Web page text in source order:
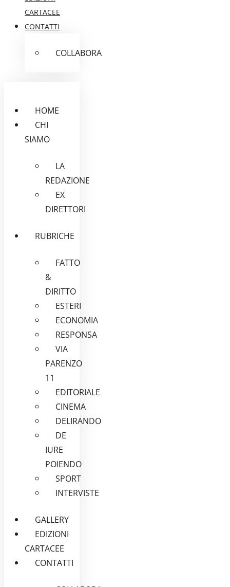
CARTACEE
CONTATTI
COLLABORA
HOME
CHI
SIAMO
LA
REDAZIONE
EX
DIRETTORI
RUBRICHE
FATTO
&
DIRITTO
ESTERI
ECONOMIA
RESPONSA
VIA
PARENZO
11
EDITORIALE
CINEMA
DELIRANDO
DE
IURE
POIENDO
SPORT
INTERVISTE
GALLERY
EDIZIONI
CARTACEE
CONTATTI